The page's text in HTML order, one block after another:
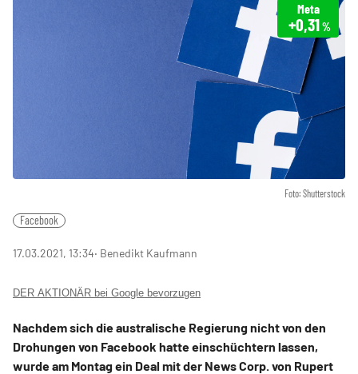
Foto: Shutterstock
Meta
+0,31%
Facebook
17.03.2021, 13:34‧ Benedikt Kaufmann
DER AKTIONÄR bei Google bevorzugen
Nachdem sich die australische Regierung nicht von den
Drohungen von Facebook hatte einschüchtern lassen,
wurde am Montag ein Deal mit der News Corp. von Rupert